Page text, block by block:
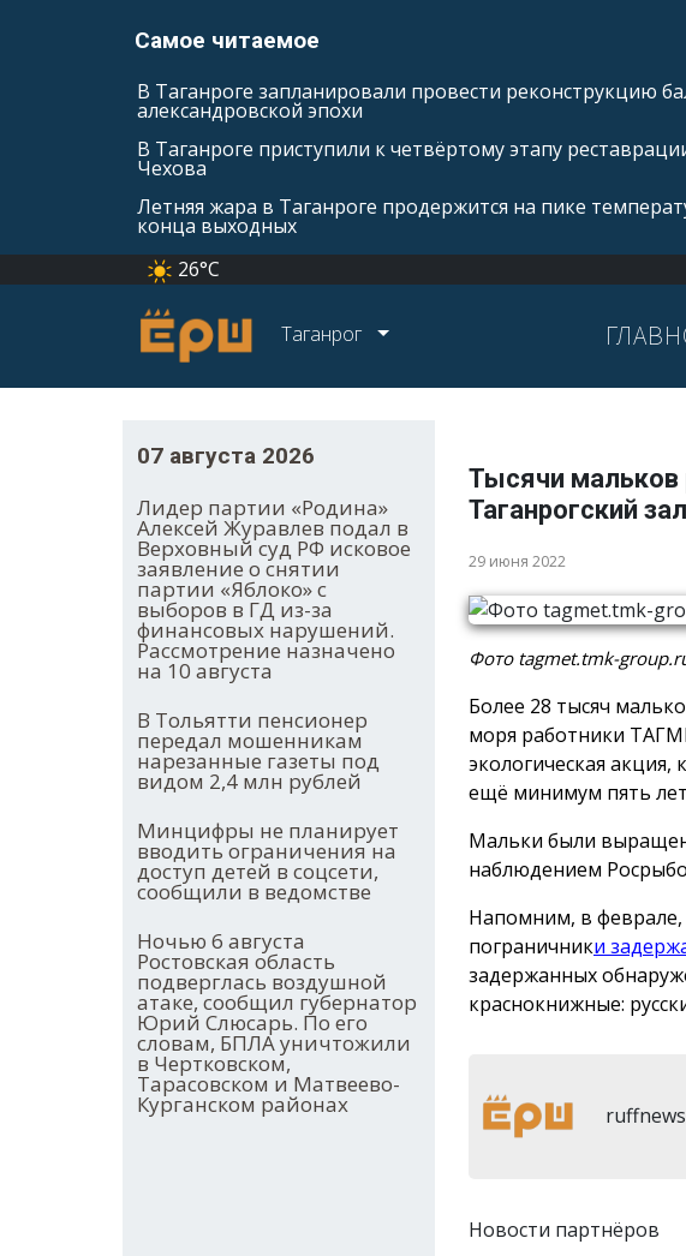
Самое читаемое
В Таганроге запланировали провести реконструкцию
александровской эпохи
В Таганроге приступили к четвёртому этапу
Чехова
Летняя жара в Таганроге продержится на пике
конца выходных
26°C
Таганрог
07 августа 2026
Лидер партии «Родина»
Алексей Журавлев подал в
Верховный суд РФ исковое
заявление о снятии
партии «Яблоко» с
выборов в ГД из-за
финансовых нарушений.
Рассмотрение назначено
на 10 августа
В Тольятти пенсионер
передал мошенникам
нарезанные газеты под
видом 2,4 млн рублей
Минцифры не планирует
вводить ограничения на
доступ детей в соцсети,
сообщили в ведомстве
Ночью 6 августа
Ростовская область
подверглась воздушной
атаке, сообщил губернатор
Юрий Слюсарь. По его
словам, БПЛА уничтожили
в Чертковском,
Тарасовском и Матвеево-
Курганском районах
Тысячи мальков
Таганрогский
29 июня 2022
Фото tagmet.tmk-
Более 28 тысяч
моря работники
экологическая
ещё минимум пять
Мальки были
наблюдением
Напомним, в
пограничники
задержанных
краснокнижные:
Новости партнёров